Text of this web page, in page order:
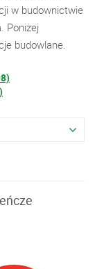
w budownictwie
Poniżej
budowlane.